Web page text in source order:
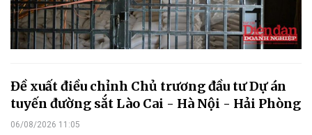
Đề xuất điều chỉnh Chủ trương đầu tư Dự án
tuyến đường sắt Lào Cai - Hà Nội - Hải Phòng
06/08/2026 11:05